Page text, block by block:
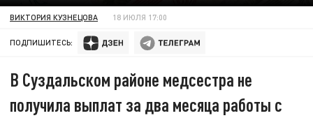
ВИКТОРИЯ КУЗНЕЦОВА 18 ИЮЛЯ 17:00
ПОДПИШИТЕСЬ:
В Суздальском районе медсестра не
получила выплат за два месяца работы с